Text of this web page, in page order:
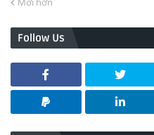
Follow Us